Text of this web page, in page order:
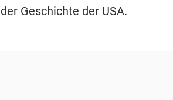
der Geschichte der USA.